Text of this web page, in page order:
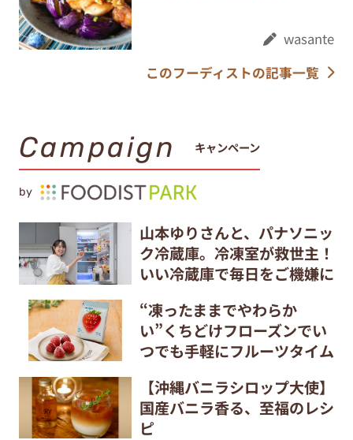
wasante
このフーディストの記事一覧
Campaign キャンペーン
by
山本ゆりさんと、パナソニッ
ク冷蔵庫。冷凍室が救世主！
いい冷蔵庫で毎日をご機嫌に
“凍ったままでやわらか
い”くちどけフローズンでい
つでも手軽にフルーツタイム
【沖縄バニラシロップ大使】
国産バニラ香る、至福のレシ
ピ